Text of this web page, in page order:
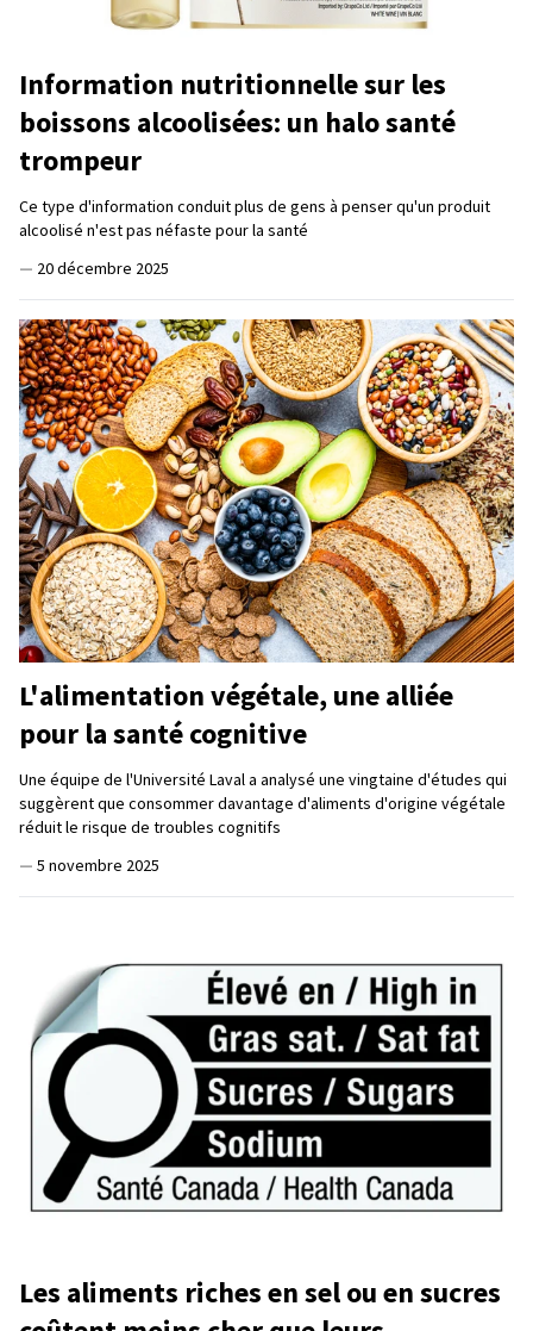
Information nutritionnelle sur les
boissons alcoolisées: un halo santé
trompeur
Ce type d'information conduit plus de gens à penser qu'un produit
alcoolisé n'est pas néfaste pour la santé
— 20 décembre 2025
L'alimentation végétale, une alliée
pour la santé cognitive
Une équipe de l'Université Laval a analysé une vingtaine d'études qui
suggèrent que consommer davantage d'aliments d'origine végétale
réduit le risque de troubles cognitifs
— 5 novembre 2025
Les aliments riches en sel ou en sucres